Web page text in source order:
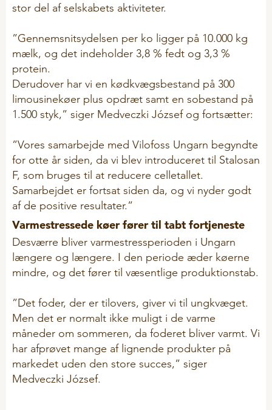
Mineralblandinger
Gyllehåndtering
Hygiejne
Kælvning
Mælkeerstatninger
Plejemidler
Problemløsere
Sliksten og baljer
Til økologer
Vitaminer og mineraler
E-Force
FJERKRÆ
Peckstones
Vitaminer og mineraler
FÅR OG GEDER
stor del af selskabets aktiviteter.
”Gennemsnitsydelsen per ko ligger på 10.000 kg
mælk, og det indeholder 3,8 % fedt og 3,3 %
protein.
Derudover har vi en kødkvægsbestand på 300
limousinekøer plus opdræt samt en sobestand på
1.500 styk,” siger Medveczki József og fortsætter:
”Vores samarbejde med Vilofoss Ungarn begyndte
for otte år siden, da vi blev introduceret til Stalosan
F, som bruges til at reducere celletallet.
Samarbejdet er fortsat siden da, og vi nyder godt
af de positive resultater.”
Varmestressede køer fører til tabt fortjeneste
Desværre bliver varmestressperioden i Ungarn
længere og længere. I den periode æder køerne
mindre, og det fører til væsentlige produktionstab.
”Det foder, der er tilovers, giver vi til ungkvæget.
Men det er normalt ikke muligt i de varme
måneder om sommeren, da foderet bliver varmt. Vi
har afprøvet mange af lignende produkter på
markedet uden den store succes,” siger
Medveczki József.